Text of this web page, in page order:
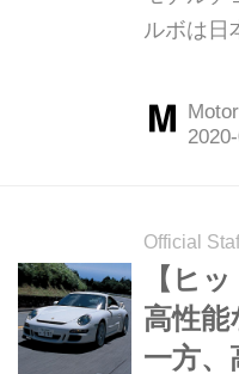
ルボは日
レミアム
Motor
その模様
の試乗
10月号よ
Official
【ヒ
高性能
一方、